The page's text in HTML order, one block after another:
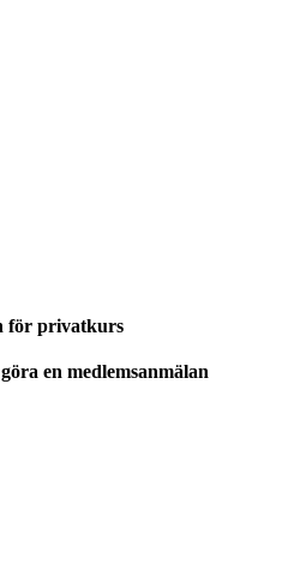
för privatkurs
en medlemsanmälan